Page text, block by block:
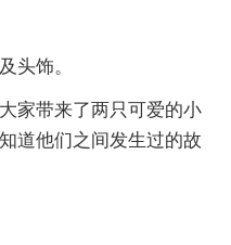
饰。
家带来了两只可爱的小
道他们之间发生过的故